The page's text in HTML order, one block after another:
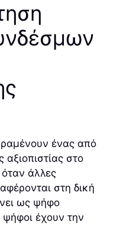
ένας από
στο
όταν άλλες
στη δική
ως ψήφο
ψήφοι έχουν την